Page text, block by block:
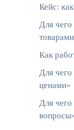
Кейс:
Для
Как
Для
ценами»
Для